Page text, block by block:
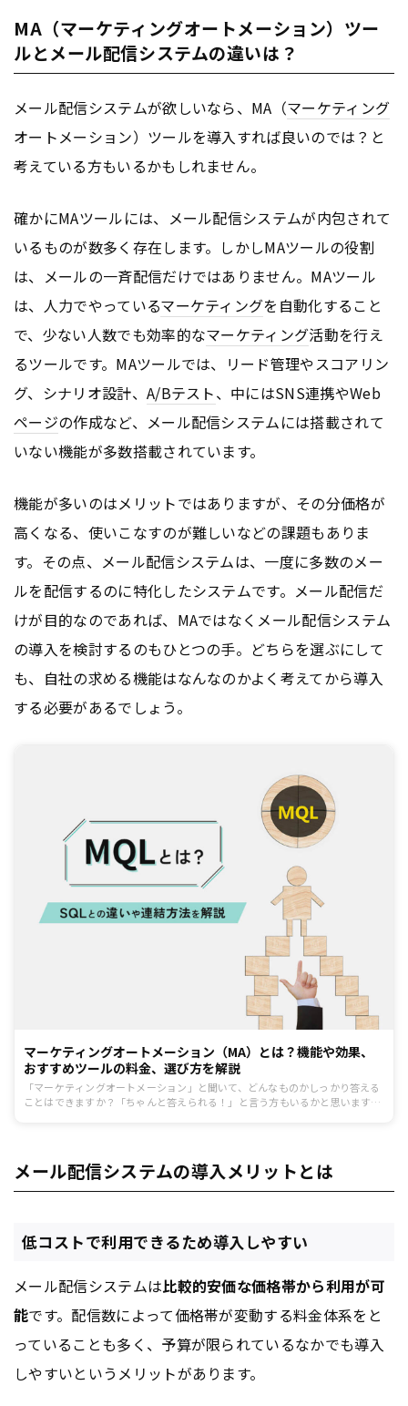
MA（マーケティングオートメーション）ツー
ルとメール配信システムの違いは？
メール配信システムが欲しいなら、MA（マーケティング
オートメーション）ツールを導入すれば良いのでは？と
考えている方もいるかもしれません。
確かにMAツールには、メール配信システムが内包されて
いるものが数多く存在します。しかしMAツールの役割
は、メールの一斉配信だけではありません。MAツール
は、人力でやっているマーケティングを自動化すること
で、少ない人数でも効率的なマーケティング活動を行え
るツールです。MAツールでは、リード管理やスコアリン
グ、シナリオ設計、 A/Bテスト、中にはSNS連携やWeb
ページの作成など、メール配信システムには搭載されて
いない機能が多数搭載されています。
機能が多いのはメリットではありますが、その分価格が
高くなる、使いこなすのが難しいなどの課題もありま
す。その点、メール配信システムは、一度に多数のメー
ルを配信するのに特化したシステムです。メール配信だ
けが目的なのであれば、MAではなくメール配信システム
の導入を検討するのもひとつの手。どちらを選ぶにして
も、自社の求める機能はなんなのかよく考えてから導入
する必要があるでしょう。
マーケティングオートメーション（MA）とは？機能や効果、
おすすめツールの料金、選び方を解説
「マーケティングオートメーション」と聞いて、どんなものかしっかり答える
ことはできますか？「ちゃんと答えられる！」と言う方もいるかと思います
メール配信システムの導入メリットとは
低コストで利用できるため導入しやすい
メール配信システムは比較的安価な価格帯から利用が可
能です。配信数によって価格帯が変動する料金体系をと
っていることも多く、予算が限られているなかでも導入
しやすいというメリットがあります。